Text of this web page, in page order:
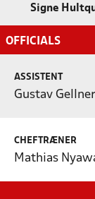
Signe
OFFICIALS
ASSISTENT
Gustav Gellner
CHEFTRÆNER
Mathias